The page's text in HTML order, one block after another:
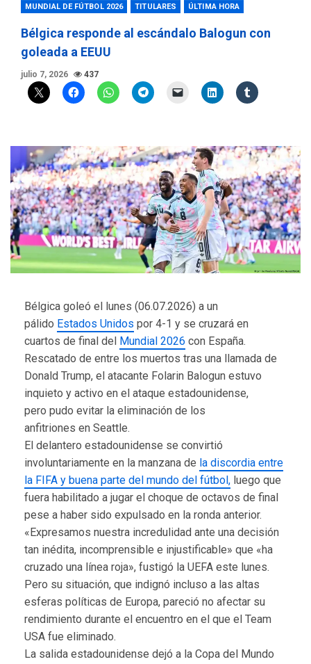
MUNDIAL DE FÚTBOL 2026 TITULARES ÚLTIMA HORA
Bélgica responde al escándalo Balogun con
goleada a EEUU
julio 7, 2026 437
Bélgica goleó el lunes (06.07.2026) a un
pálido Estados Unidos por 4-1 y se cruzará en
cuartos de final del Mundial 2026 con España.
Rescatado de entre los muertos tras una llamada de
Donald Trump, el atacante Folarin Balogun estuvo
inquieto y activo en el ataque estadounidense,
pero pudo evitar la eliminación de los
anfitriones en Seattle.
El delantero estadounidense se convirtió
involuntariamente en la manzana de la discordia entre
la FIFA y buena parte del mundo del fútbol, luego que
fuera habilitado a jugar el choque de octavos de final
pese a haber sido expulsado en la ronda anterior.
«Expresamos nuestra incredulidad ante una decisión
tan inédita, incomprensible e injustificable» que «ha
cruzado una línea roja», fustigó la UEFA este lunes.
Pero su situación, que indignó incluso a las altas
esferas políticas de Europa, pareció no afectar su
rendimiento durante el encuentro en el que el Team
USA fue eliminado.
La salida estadounidense dejó a la Copa del Mundo